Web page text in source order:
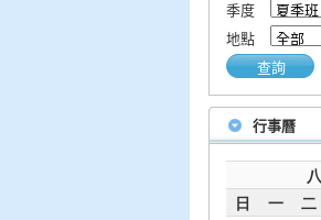
季度
地點
查詢
行事曆